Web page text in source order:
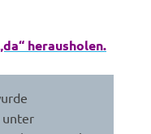
herausholen.
unter